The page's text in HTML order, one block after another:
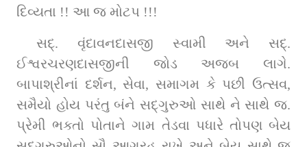
દિવ્યતા !! આ જ મોટપ !!!
સદ્‌. વૃંદાવનદાસજી સ્વામી અને સદ્‌.
ઈશ્વરચરણદાસજીની જોડ અજબ લાગે.
બાપાશ્રીનાં દર્શન, સેવા, સમાગમ કે પછી ઉત્સવ,
સમૈયો હોય પરંતુ બંને સદ્‌ગુરુઓ સાથે ને સાથે જ.
પ્રેમી ભક્તો પોતાને ગામ તેડવા પધારે તોપણ બેય